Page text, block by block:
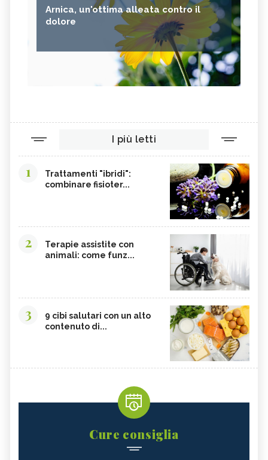
Arnica, un'ottima alleata contro il
dolore
I più letti
1
Trattamenti "ibridi":
combinare fisioter...
2
Terapie assistite con
animali: come funz...
3
9 cibi salutari con un alto
contenuto di...
Cure consiglia